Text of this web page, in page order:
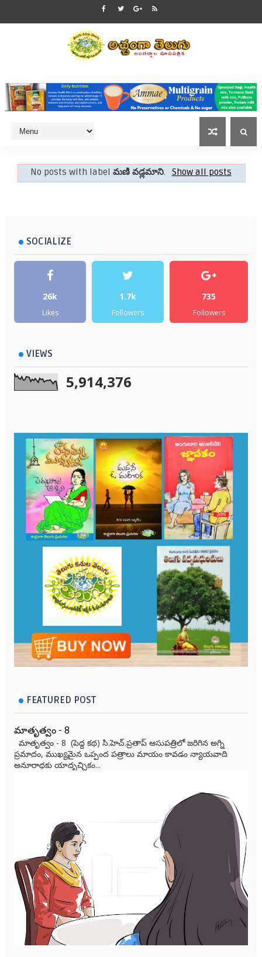
No posts with labelమణి వడ్లమాని. Show all posts
SOCIALIZE
26k
Likes
1.7k
Followers
735
Followers
VIEWS
5,914,376
FEATURED POST
మాతృత్వం - 8
మాతృత్వం - 8 (పెద్ద కథ) సి.హెచ్.ప్రతాప్ ఆసుపత్రిలో జరిగిన అగ్ని
ప్రమాదం, ముఖ్యమైన ఒప్పంద పత్రాలు మాయం కావడం న్యాయవాది
అనూరాధకు యాదృచ్ఛికం...